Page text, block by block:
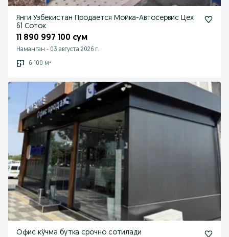
Янги Узбекистан Продается Мойка-Автосервис Цех
61 Соток
11 890 997 100 сум
Наманган - 03 августа 2026 г.
6 100 м²
Офис кўчма бутка срочно сотилади